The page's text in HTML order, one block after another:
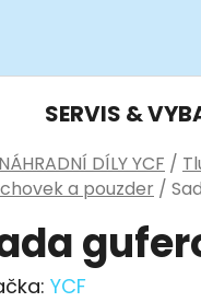
SERVIS &
NÁHRADNÍ DÍLY YCF /
a pouzder /
YCF